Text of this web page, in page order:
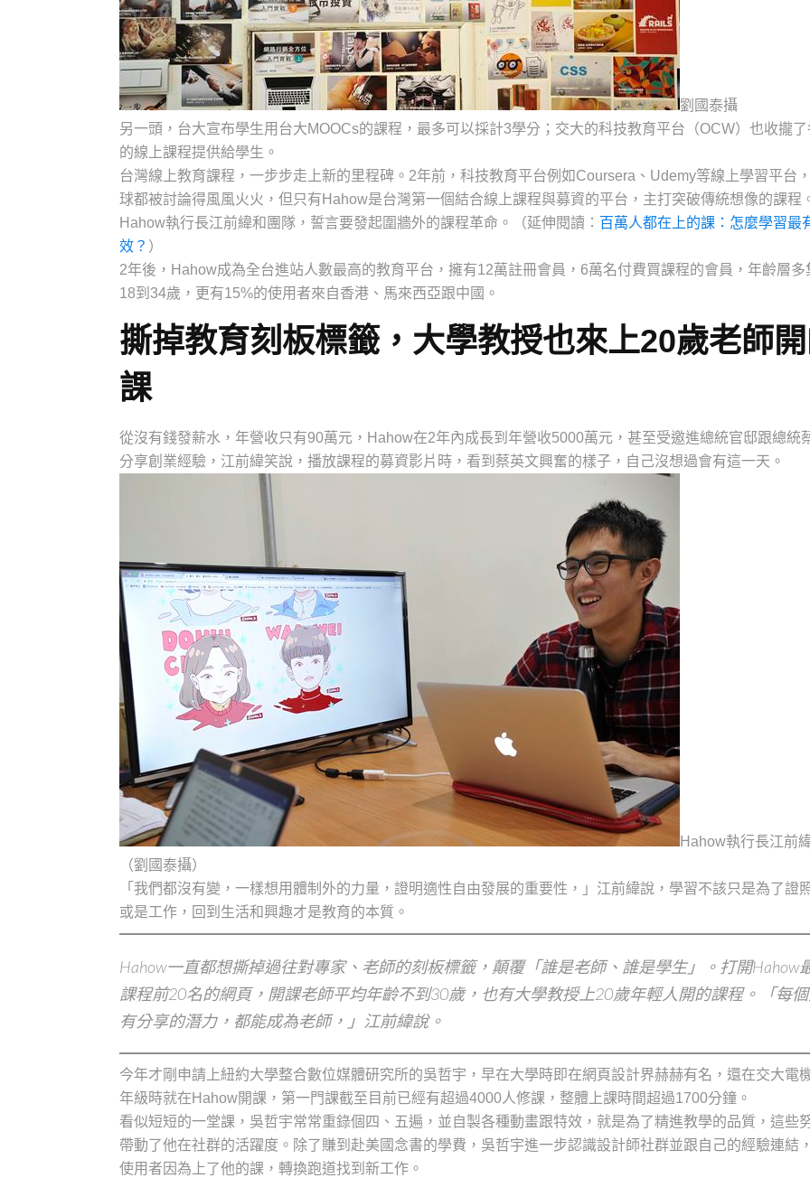
劉國泰攝
另一頭，台大宣布學生用台大MOOCs的課程，最多可以採計3學分；交大的科技教育平台（OCW）也收攏了
的線上課程提供給學生。
台灣線上教育課程，一步步走上新的里程碑。2年前，科技教育平台例如Coursera、Udemy等線上學習平台
球都被討論得風風火火，但只有Hahow是台灣第一個結合線上課程與募資的平台，主打突破傳統想像的課程
Hahow執行長江前緯和團隊，誓言要發起圍牆外的課程革命。（延伸閱讀： 百萬人都在上的課：怎麼學習最
效？ ）
2年後，Hahow成為全台進站人數最高的教育平台，擁有12萬註冊會員，6萬名付費買課程的會員，年齡層多
18到34歲，更有15%的使用者來自香港、馬來西亞跟中國。
撕掉教育刻板標籤，大學教授也來上20歲老師
課
從沒有錢發薪水，年營收只有90萬元，Hahow在2年內成長到年營收5000萬元，甚至受邀進總統官邸跟總統
分享創業經驗，江前緯笑說，播放課程的募資影片時，看到蔡英文興奮的樣子，自己沒想過會有這一天。
Hahow執行長江前
（劉國泰攝）
「我們都沒有變，一樣想用體制外的力量，證明適性自由發展的重要性，」江前緯說，學習不該只是為了證
或是工作，回到生活和興趣才是教育的本質。
Hahow一直都想撕掉過往對專家、老師的刻板標籤，顛覆「誰是老師、誰是學生」。打開Hahow
課程前20名的網頁，開課老師平均年齡不到30歲，也有大學教授上20歲年輕人開的課程。「每
有分享的潛力，都能成為老師，」江前緯說。
今年才剛申請上紐約大學整合數位媒體研究所的吳哲宇，早在大學時即在網頁設計界赫赫有名，還在交大電
年級時就在Hahow開課，第一門課截至目前已經有超過4000人修課，整體上課時間超過1700分鐘。
看似短短的一堂課，吳哲宇常常重錄個四、五遍，並自製各種動畫跟特效，就是為了精進教學的品質，這些
帶動了他在社群的活躍度。除了賺到赴美國念書的學費，吳哲宇進一步認識設計師社群並跟自己的經驗連結
使用者因為上了他的課，轉換跑道找到新工作。